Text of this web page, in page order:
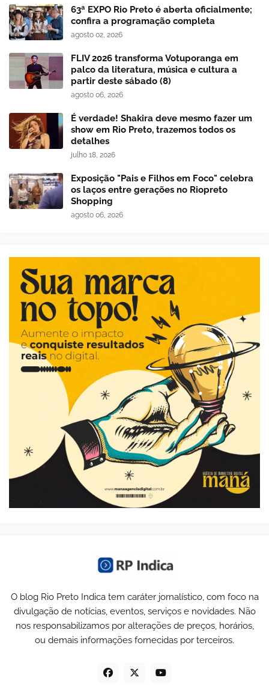
63ª EXPO Rio Preto é aberta oficialmente;
confira a programação completa
agosto 02, 2026
FLIV 2026 transforma Votuporanga em
palco da literatura, música e cultura a
partir deste sábado (8)
agosto 06, 2026
É verdade! Shakira deve mesmo fazer um
show em Rio Preto, trazemos todos os
detalhes
julho 18, 2026
Exposição "Pais e Filhos em Foco" celebra
os laços entre gerações no Riopreto
Shopping
agosto 06, 2026
O blog Rio Preto Indica tem caráter jornalístico, com foco na
divulgação de notícias, eventos, serviços e novidades. Não
nos responsabilizamos por alterações de preços, horários,
ou demais informações fornecidas por terceiros.